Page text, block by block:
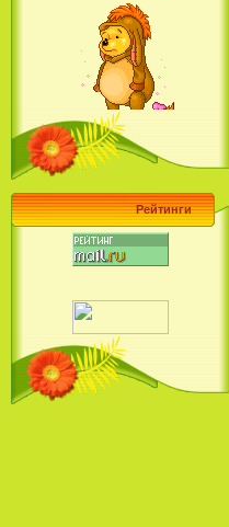
Русалочка: Начало истории
Ариэль / The Little Mermaid:
Ariel's Beginning (2008)
Наша Маша и Волшебный
Орех (2009)
Барби поет! Коллекция песен
кинопринцесс / Barbie Sings! The
Рейтинги